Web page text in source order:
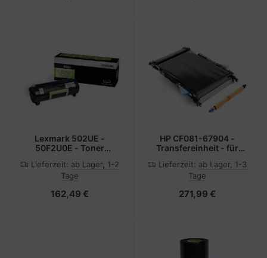
Lexmark 502UE -
50F2U0E - Toner
MS510dn, MS610de,
MS610dn, MS610dte,
Lieferzeit: ab Lager, 1-2
Tage
162,49 €
HP CF081-67904 -
Transfereinheit - für
Color M551
Lieferzeit: ab Lager, 1-3
Tage
271,99 €